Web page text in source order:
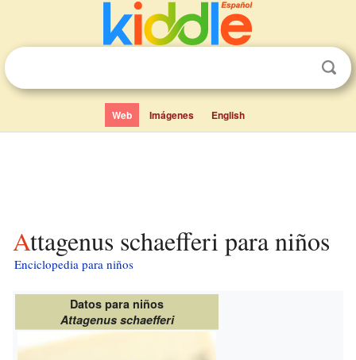
Web Imágenes English
Attagenus schaefferi para niños
Enciclopedia para niños
Datos para niños
Attagenus schaefferi